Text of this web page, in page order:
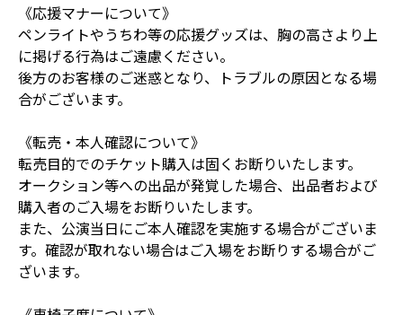
《応援マナーについて》
ペンライトやうちわ等の応援グッズは、胸の高さより上
に掲げる行為はご遠慮ください。
後方のお客様のご迷惑となり、トラブルの原因となる場
合がございます。
《転売・本人確認について》
転売目的でのチケット購入は固くお断りいたします。
オークション等への出品が発覚した場合、出品者および
購入者のご入場をお断りいたします。
また、公演当日にご本人確認を実施する場合がございま
す。確認が取れない場合はご入場をお断りする場合がご
ざいます。